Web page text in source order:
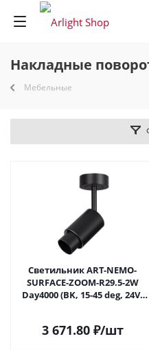
Накладные
Мебельные
Светильник ART-NEMO-
SURFACE-ZOOM-R29.5-2W
Day4000 (BK, 15-45 deg, 24V)
3 671.80₽/шт